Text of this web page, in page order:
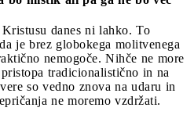
danes ni lahko. To
je brez globokega molitvenega
nemogoče. Nihče ne more
tradicionalistično in na
so vedno znova na udaru in
ne moremo vzdržati.